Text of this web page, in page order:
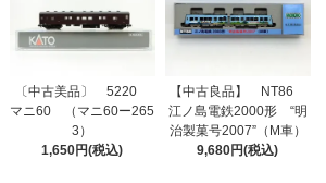
〔中古美品〕 5220
マニ60 （マニ60ー265
3）
1,650円(税込)
【中古良品】 NT86
江ノ島電鉄2000形 “明
治製菓号2007”（M車）
9,680円(税込)